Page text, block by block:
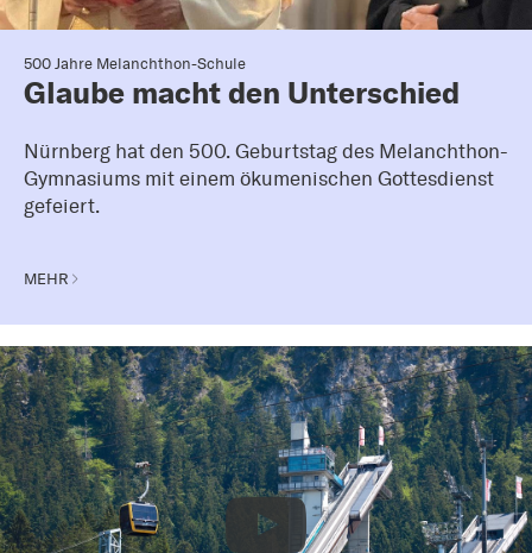
500 Jahre Melanchthon-Schule
Glaube macht den Unterschied
Nürnberg hat den 500. Geburtstag des Melanchthon-
Gymnasiums mit einem ökumenischen Gottesdienst
gefeiert.
MEHR